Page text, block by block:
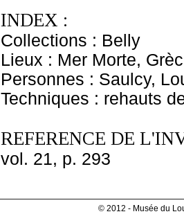
INDEX :
Collections : Belly
Lieux : Mer Morte,
Personnes : Saulcy,
Techniques : rehauts
REFERENCE DE
vol. 21, p. 293
© 2012 - Musée du